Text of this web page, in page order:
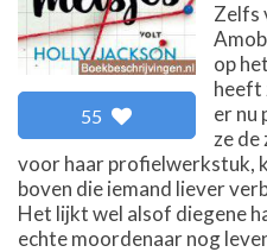
55
Zelfs
op
heeft
er nu
ze
voor haar profielwerkstuk,
boven die iemand liever
Het lijkt wel alsof diegene
echte moordenaar nog